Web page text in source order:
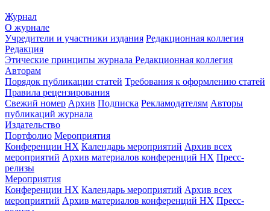
Журнал
О журнале
Учредители и участники издания Редакционная коллегия
Редакция
Этические принципы журнала Редакционная коллегия
Авторам
Порядок публикации статей Требования к оформлению статей
Правила рецензирования
Свежий номер Архив Подписка Рекламодателям Авторы
публикаций журнала
Издательство
Портфолио Мероприятия
Конференции НХ Календарь мероприятий Архив всех
мероприятий Архив материалов конференций НХ Пресс-
релизы
Мероприятия
Конференции НХ Календарь мероприятий Архив всех
мероприятий Архив материалов конференций НХ Пресс-